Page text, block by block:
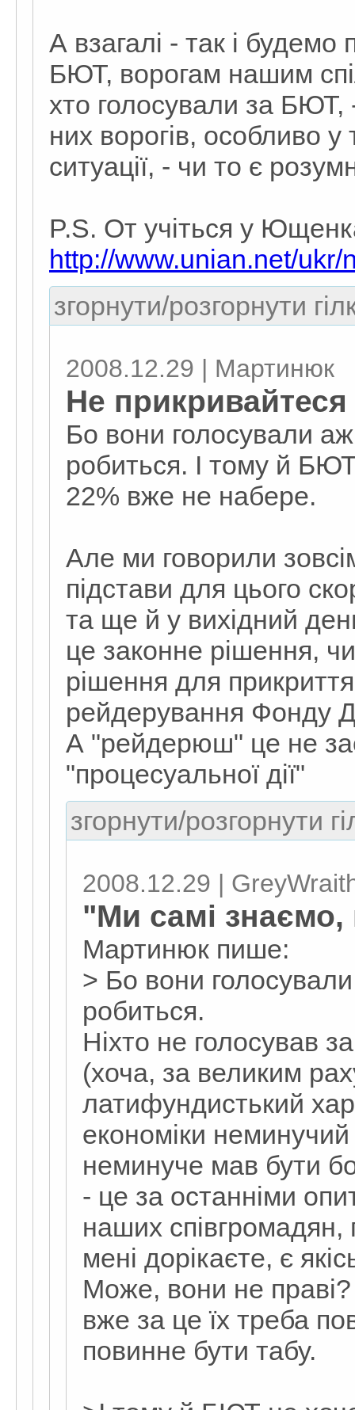
А взагалі - так і
БЮТ, ворогам нашим
хто голосували за
них ворогів, особливо у
ситуації, - чи то є
P.S. От учіться у
http://www.unian.net/
згорнути/розгорнути
2008.12.29 | Мартинюк
Не
Бо вони голосували
робиться. І тому й
22% вже не набере.
Але ми говорили
підстави для цього
та ще й у вихідний
це законне рішення, чи
рішення для
рейдерування Фонду
А "рейдерюш" це не
"процесуальної дії"
згорнути/розгорнути
2008.12.29 |
"Ми самі
Мартинюк пише:
> Бо вони
робиться.
Ніхто не голосував
(хоча, за великим
латифундистький
економіки неминучий
неминуче мав бути
- це за останніми
наших
мені дорікаєте, є
Може, вони не
вже за це їх треба
повинне бути табу.